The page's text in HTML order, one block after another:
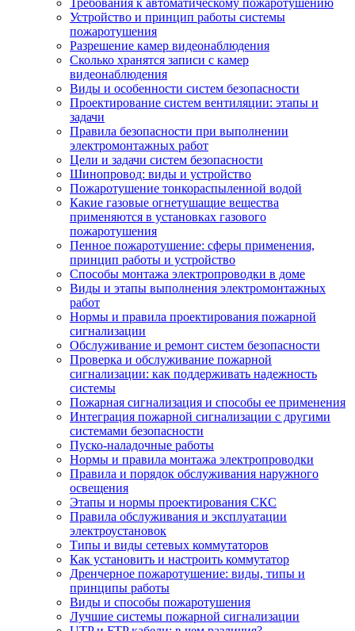
Требования к автоматическому пожаротушению
Устройство и принцип работы системы
пожаротушения
Разрешение камер видеонаблюдения
Сколько хранятся записи с камер
видеонаблюдения
Виды и особенности систем безопасности
Проектирование систем вентиляции: этапы и
задачи
Правила безопасности при выполнении
электромонтажных работ
Цели и задачи систем безопасности
Шинопровод: виды и устройство
Пожаротушение тонкораспыленной водой
Какие газовые огнетушащие вещества
применяются в установках газового
пожаротушения
Пенное пожаротушение: сферы применения,
принцип работы и устройство
Способы монтажа электропроводки в доме
Виды и этапы выполнения электромонтажных
работ
Нормы и правила проектирования пожарной
сигнализации
Обслуживание и ремонт систем безопасности
Проверка и обслуживание пожарной
сигнализации: как поддерживать надежность
системы
Пожарная сигнализация и способы ее применения
Интеграция пожарной сигнализации с другими
системами безопасности
Пуско-наладочные работы
Нормы и правила монтажа электропроводки
Правила и порядок обслуживания наружного
освещения
Этапы и нормы проектирования СКС
Правила обслуживания и эксплуатации
электроустановок
Типы и виды сетевых коммутаторов
Как установить и настроить коммутатор
Дренчерное пожаротушение: виды, типы и
принципы работы
Виды и способы пожаротушения
Лучшие системы пожарной сигнализации